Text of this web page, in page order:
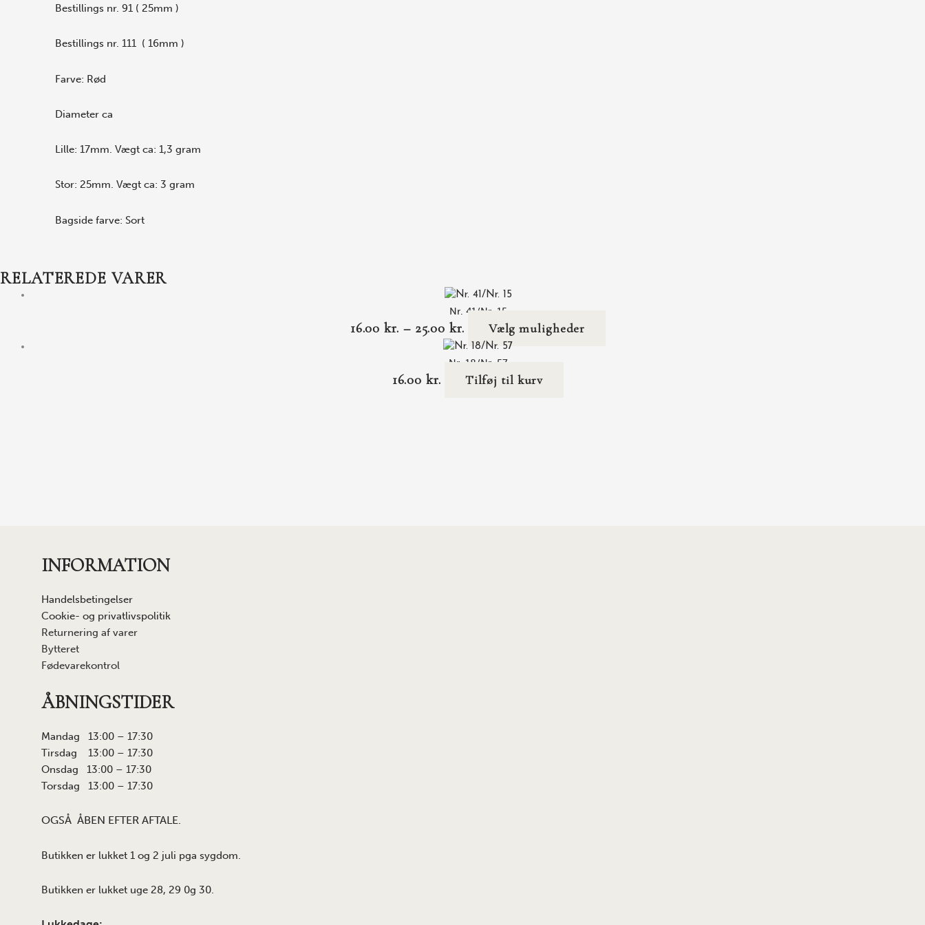
Bestillings nr. 91 ( 25mm )
Bestillings nr. 111 ( 16mm )
Farve: Rød
Diameter ca
Lille: 17mm. Vægt ca: 1,3 gram
Stor: 25mm. Vægt ca: 3 gram
Bagside farve: Sort
RELATEREDE VARER
Nr. 41/Nr. 15
16.00kr. – 25.00kr. Vælg muligheder
Nr. 18/Nr. 57
16.00kr. Tilføj til kurv
INFORMATION
Handelsbetingelser
Cookie- og privatlivspolitik
Returnering af varer
Bytteret
Fødevarekontrol
ÅBNINGSTIDER
Mandag 13:00 – 17:30
Tirsdag 13:00 – 17:30
Onsdag 13:00 – 17:30
Torsdag 13:00 – 17:30
OGSÅ ÅBEN EFTER AFTALE.
Butikken er lukket 1 og 2 juli pga sygdom.
Butikken er lukket uge 28, 29 0g 30.